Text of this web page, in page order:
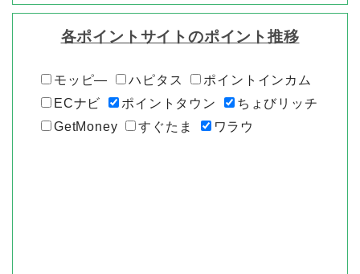
各ポイントサイトのポイント推移
モッピ― ハピタス
ポイントインカム
ECナビ
ポイントタウン
ちょびリッチ
GetMoney
すぐたま ワラウ